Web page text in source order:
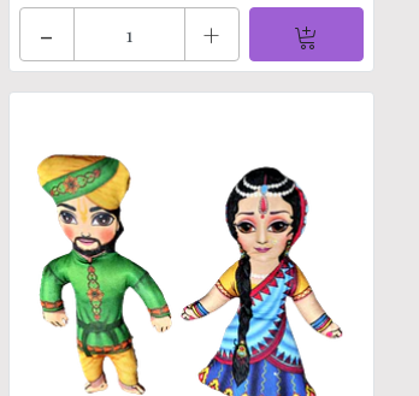
- +